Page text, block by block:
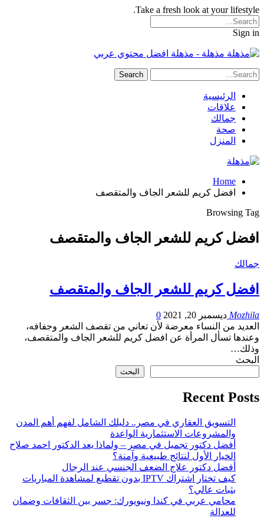
Take a fresh look at your lifestyle.
Sign in
مذهلة - مذهلة افضل محتوي عربي
الرئيسية
علاقات
جمالك
صحة
المنزل
Home
افضل كريم للشعر الجاف والمتقصف
Browsing Tag
افضل كريم للشعر الجاف والمتقصف
جمالك
افضل كريم للشعر الجاف والمتقصف
Mozhila ديسمبر 20, 2021
0
العديد من النساء معرضة لأن تعاني من تقصف الشعر وجفافه،
وعندها تسأل المرأة عن افضل كريم للشعر الجاف والمتقصف،
وذلك…
البحث
البحث
Recent Posts
التسويق العقاري في مصر.. دليلك الشامل لفهم أهم المدن
والمشروعات الاستثمارية الواعدة
أفضل دكتور تجميل في مصر – ولماذا يعد الدكتور احمد صلاح
الخيار الأول لنتائج طبيعية وآمنة؟
أفضل دكتور علاج الضعف الجنسي عند الرجال
كيف تختار اشتراك IPTV بدون تقطيع لمشاهدة المباريات
بثبات عالي؟
محامي عربي في كندا ونيويورك: جسر بين الثقافات وضمان
للعدالة